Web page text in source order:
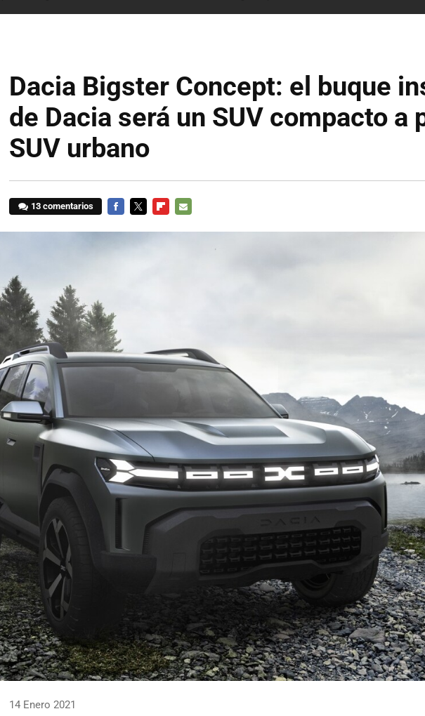
Dacia Bigster Concept: el buque
de Dacia será un SUV compacto a
SUV urbano
13 comentarios
14 Enero 2021